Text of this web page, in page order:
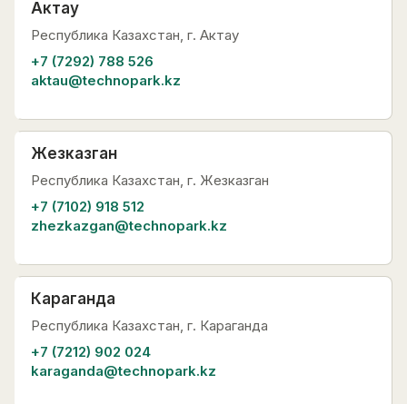
Актау
Республика Казахстан, г. Актау
+7 (7292) 788 526
aktau@technopark.kz
Жезказган
Республика Казахстан, г. Жезказган
+7 (7102) 918 512
zhezkazgan@technopark.kz
Караганда
Республика Казахстан, г. Караганда
+7 (7212) 902 024
karaganda@technopark.kz